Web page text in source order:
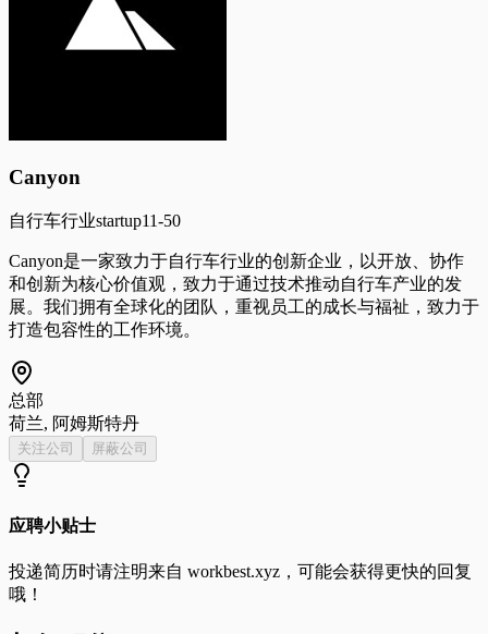
Canyon
自行车行业startup11-50
Canyon是一家致力于自行车行业的创新企业，以开放、协作
和创新为核心价值观，致力于通过技术推动自行车产业的发
展。我们拥有全球化的团队，重视员工的成长与福祉，致力于
打造包容性的工作环境。
总部
荷兰, 阿姆斯特丹
关注公司 屏蔽公司
应聘小贴士
投递简历时请注明来自 workbest.xyz ，可能会获得更快的回复
哦！